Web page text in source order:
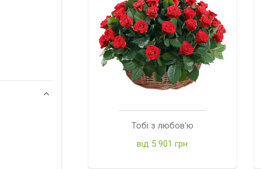
Тобі з любов'ю
від 5 901 грн